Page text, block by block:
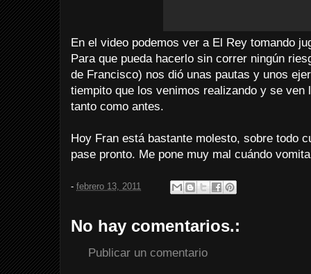
En el video podemos ver a El Rey tomando
Para que pueda hacerlo sin correr ningún
de Francisco) nos dió unas pautas y unos
tiempito que los venimos realizando y se ven
tanto como antes.
Hoy Fran está bastante molesto, sobre todo
pase pronto. Me pone muy mal cuándo
- febrero 13, 2011
No hay comentarios.:
Publicar un comentario